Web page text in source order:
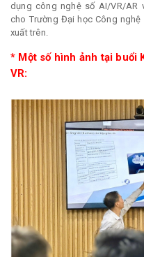
dụng công nghệ số AI/VR/AR
cho Trường Đại học Công nghệ
xuất trên.
* Một số hình ảnh tại buổi
VR: